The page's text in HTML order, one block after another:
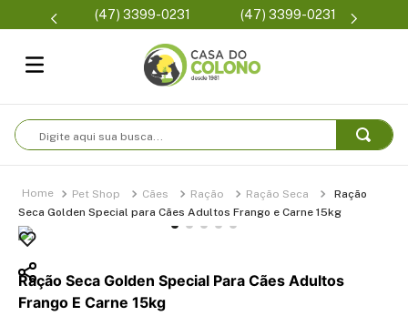
(47) 3399-0231 (47) 3399-0231
Parcelamento em
sem juros
Digite aqui sua busca...
Pet Shop Cães Ração Ração Seca
Ração
Seca Golden Special para Cães Adultos Frango e Carne 15kg
Ração Seca Golden Special Para Cães Adultos
Frango E Carne 15kg